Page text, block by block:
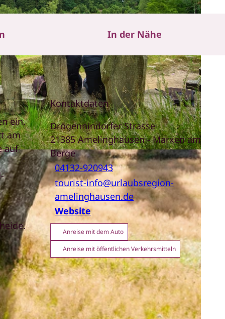
In der Nähe
ein.
am
auf
Kontaktdaten
Drögennindorfer Strasse
21385Amelinghausen- Marxen am
Berge
04132-920943
tourist-info@urlaubsregion-
amelinghausen.de
Website
Anreise mit dem Auto
Anreise mit öffentlichen Verkehrsmitteln